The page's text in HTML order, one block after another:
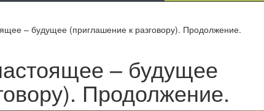
– будущее (приглашение к разговору). Продолжение.
– будущее
Продолжение.